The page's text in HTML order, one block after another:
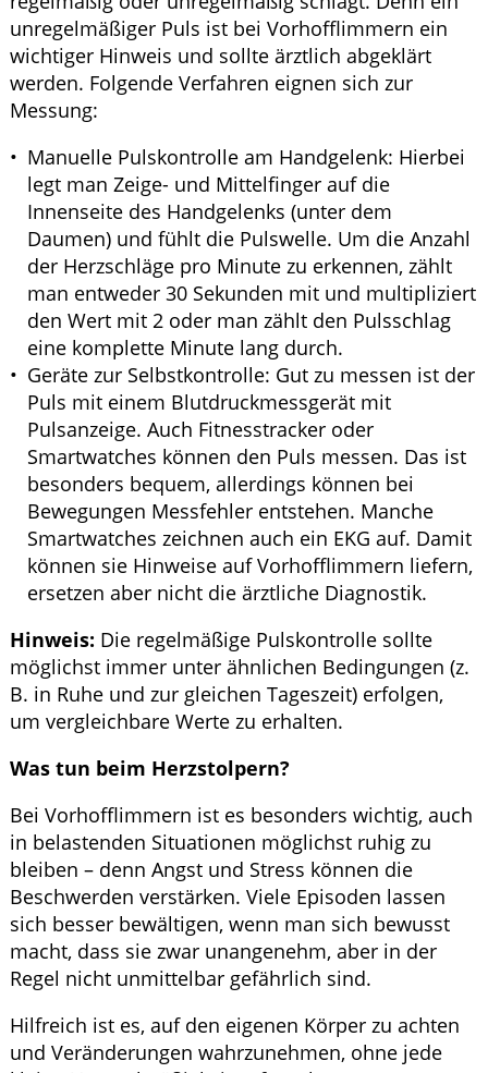
unregelmäßiger Puls ist bei Vorhofflimmern ein
wichtiger Hinweis und sollte ärztlich abgeklärt
werden. Folgende Verfahren eignen sich zur
Messung:
Manuelle Pulskontrolle am Handgelenk: Hierbei
legt man Zeige- und Mittelfinger auf die
Innenseite des Handgelenks (unter dem
Daumen) und fühlt die Pulswelle. Um die Anzahl
der Herzschläge pro Minute zu erkennen, zählt
man entweder 30 Sekunden mit und multipliziert
den Wert mit 2 oder man zählt den Pulsschlag
eine komplette Minute lang durch.
Geräte zur Selbstkontrolle: Gut zu messen ist der
Puls mit einem Blutdruckmessgerät mit
Pulsanzeige. Auch Fitnesstracker oder
Smartwatches können den Puls messen. Das ist
besonders bequem, allerdings können bei
Bewegungen Messfehler entstehen. Manche
Smartwatches zeichnen auch ein EKG auf. Damit
können sie Hinweise auf Vorhofflimmern liefern,
ersetzen aber nicht die ärztliche Diagnostik.
Hinweis: Die regelmäßige Pulskontrolle sollte
möglichst immer unter ähnlichen Bedingungen (z.
B. in Ruhe und zur gleichen Tageszeit) erfolgen,
um vergleichbare Werte zu erhalten.
Was tun beim Herzstolpern?
Bei Vorhofflimmern ist es besonders wichtig, auch
in belastenden Situationen möglichst ruhig zu
bleiben – denn Angst und Stress können die
Beschwerden verstärken. Viele Episoden lassen
sich besser bewältigen, wenn man sich bewusst
macht, dass sie zwar unangenehm, aber in der
Regel nicht unmittelbar gefährlich sind.
Hilfreich ist es, auf den eigenen Körper zu achten
und Veränderungen wahrzunehmen, ohne jede